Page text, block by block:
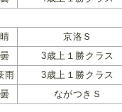
晴 京洛Ｓ
曇 3歳上１勝クラス
雨 3歳上１勝クラス
曇 ながつきＳ